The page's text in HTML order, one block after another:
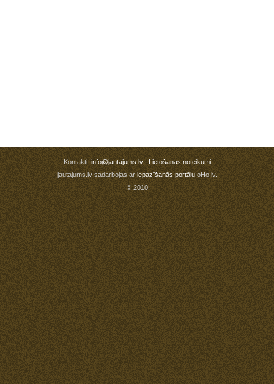
Kontakti:info@jautajums.lv|Lietošanas noteikumi
jautajums.lv sadarbojas ariepazīšanās portāluoHo.lv.
© 2010